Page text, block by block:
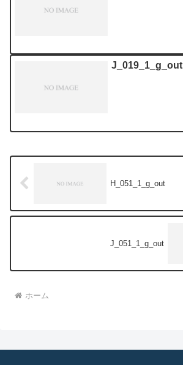
J_019_1_g_out
H_051_1_g_out
J_051_1_g_out
ホーム